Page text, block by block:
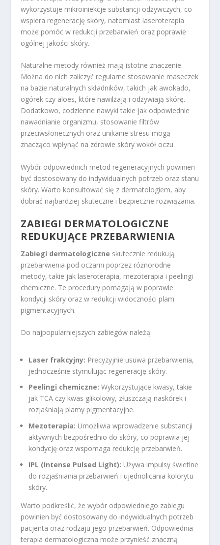
wykorzystuje mikroiniekcje substancji odżywczych, co
wspiera regenerację skóry, natomiast laseroterapia
może pomóc w redukcji przebarwień oraz poprawie
ogólnej jakości skóry.
Naturalne metody również mają istotne znaczenie.
Można do nich zaliczyć regularne stosowanie maseczek
na bazie naturalnych składników, takich jak awokado,
ogórek czy aloes, które nawilżają i odżywiają skórę.
Dodatkowo, codzienne nawyki takie jak odpowiednie
nawadnianie organizmu, stosowanie filtrów
przeciwsłonecznych oraz unikanie stresu mogą
znacząco wpłynąć na zdrowie skóry wokół oczu.
Wybór odpowiednich metod regeneracyjnych powinien
być dostosowany do indywidualnych potrzeb oraz stanu
skóry. Warto konsultować się z dermatologiem, aby
dobrać najbardziej skuteczne i bezpieczne rozwiązania.
ZABIEGI DERMATOLOGICZNE
REDUKUJĄCE PRZEBARWIENIA
Zabiegi dermatologiczne skutecznie redukują
przebarwienia pod oczami poprzez różnorodne
metody, takie jak laseroterapia, mezoterapia i peelingi
chemiczne. Te procedury pomagają w poprawie
kondycji skóry oraz w redukcji widoczności plam
pigmentacyjnych.
Do najpopularniejszych zabiegów należą:
Laser frakcyjny: Precyzyjnie usuwa przebarwienia,
jednocześnie stymulując regenerację skóry.
Peelingi chemiczne: Wykorzystujące kwasy, takie
jak TCA czy kwas glikolowy, złuszczają naskórek i
rozjaśniają plamy pigmentacyjne.
Mezoterapia: Umożliwia wprowadzenie substancji
aktywnych bezpośrednio do skóry, co poprawia jej
kondycję oraz wspomaga redukcję przebarwień.
IPL (Intense Pulsed Light): Używa impulsy świetlne
do rozjaśniania przebarwień i ujednolicania kolorytu
skóry.
Warto podkreślić, że wybór odpowiedniego zabiegu
powinien być dostosowany do indywidualnych potrzeb
pacjenta oraz rodzaju jego przebarwień. Odpowiednia
terapia dermatologiczna może przynieść znaczną